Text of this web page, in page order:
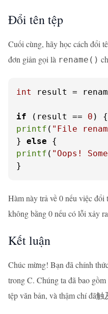
Đổi tên tệp
Cuối cùng, hãy học cách đổi
đơn giản gọi là rename()
int result =
if (result == 0
printf ( "File
} else
printf ( "Oops!
}
Hàm này trả về 0 nếu việc
không bằng 0 nếu có lỗi xảy
Kết luận
Chúc mừng! Bạn đã chính
trong C. Chúng ta đã bao
tệp văn bản, và thậm chí đã